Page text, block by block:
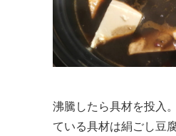
沸騰したら具材を投入
ている具材は絹ごし豆